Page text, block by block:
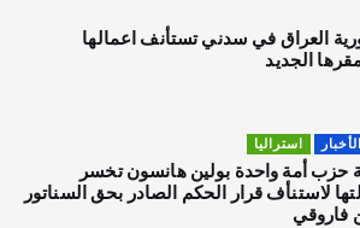
يوليو 30, 2026
المقبل
يوليو 28, 2026
العراق في سدني تستأنف اعمالها
الجديد
استراليا
حزب أمة واحدة بولين هانسون تخسر
لاستنأف قرار الحكم الصادر بحق السناتور
فاروقي